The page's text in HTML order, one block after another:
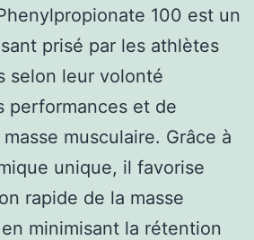
100 est un
prisé par les athlètes
selon leur volonté
performances et de
musculaire. Grâce à
unique, il favorise
rapide de la masse
minimisant la rétention